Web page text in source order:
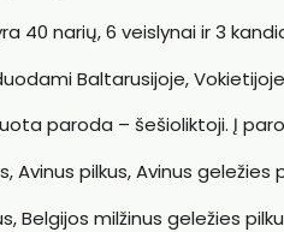
40 narių, 6 veislynai ir 3
Baltarusijoje,
paroda – šešioliktoji. Į
Avinus pilkus, Avinus geležies
Belgijos milžinus geležies